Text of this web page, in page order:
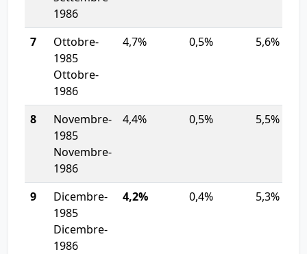
1986
7
Ottobre-
1985
Ottobre-
1986
4,7% 0,5% 5,6%
8
Novembre-
1985
Novembre-
1986
4,4% 0,5% 5,5%
9
Dicembre-
1985
Dicembre-
1986
4,2% 0,4% 5,3%